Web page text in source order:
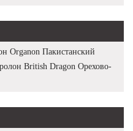
Organon Пакистанский
British Dragon Орехово-